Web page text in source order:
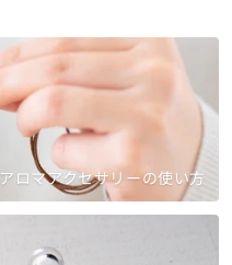
アロマアクセサリーの使い方